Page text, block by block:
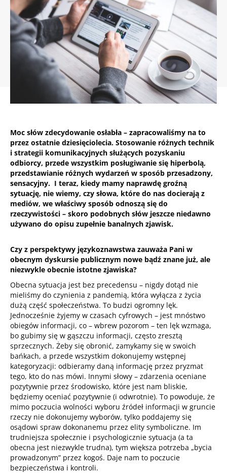
Moc słów zdecydowanie osłabła – zapracowaliśmy na to
przez ostatnie dziesięciolecia. Stosowanie różnych technik
i strategii komunikacyjnych służących pozyskaniu
odbiorcy, przede wszystkim posługiwanie się hiperbolą,
przedstawianie różnych wydarzeń w sposób przesadzony,
sensacyjny. I teraz, kiedy mamy naprawdę groźną
sytuację, nie wiemy, czy słowa, które do nas docierają z
mediów, we właściwy sposób odnoszą się do
rzeczywistości – skoro podobnych słów jeszcze niedawno
używano do opisu zupełnie banalnych zjawisk.
Czy z perspektywy językoznawstwa zauważa Pani w
obecnym dyskursie publicznym nowe bądź znane już, ale
niezwykle obecnie istotne zjawiska?
Obecna sytuacja jest bez precedensu – nigdy dotąd nie
mieliśmy do czynienia z pandemią, która wyłącza z życia
dużą część społeczeństwa. To budzi ogromny lęk.
Jednocześnie żyjemy w czasach cyfrowych – jest mnóstwo
obiegów informacji, co – wbrew pozorom – ten lęk wzmaga,
bo gubimy się w gąszczu informacji, często zresztą
sprzecznych. Żeby się obronić, zamykamy się w swoich
bańkach, a przede wszystkim dokonujemy wstępnej
kategoryzacji: odbieramy daną informację przez pryzmat
tego, kto do nas mówi. Innymi słowy – zdarzenia oceniane
pozytywnie przez środowisko, które jest nam bliskie,
będziemy oceniać pozytywnie (i odwrotnie). To powoduje, że
mimo poczucia wolności wyboru źródeł informacji w gruncie
rzeczy nie dokonujemy wyborów, tylko poddajemy się
osądowi spraw dokonanemu przez elity symboliczne. Im
trudniejsza społecznie i psychologicznie sytuacja (a ta
obecna jest niezwykle trudna), tym większa potrzeba „bycia
prowadzonym” przez kogoś. Daje nam to poczucie
bezpieczeństwa i kontroli.